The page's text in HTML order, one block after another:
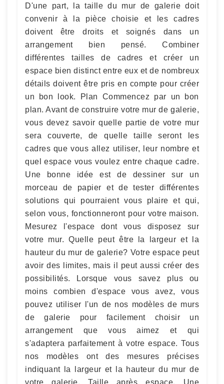
D'une part, la taille du mur de galerie doit
convenir à la pièce choisie et les cadres
doivent être droits et soignés dans un
arrangement bien pensé. Combiner
différentes tailles de cadres et créer un
espace bien distinct entre eux et de nombreux
détails doivent être pris en compte pour créer
un bon look. Plan Commencez par un bon
plan. Avant de construire votre mur de galerie,
vous devez savoir quelle partie de votre mur
sera couverte, de quelle taille seront les
cadres que vous allez utiliser, leur nombre et
quel espace vous voulez entre chaque cadre.
Une bonne idée est de dessiner sur un
morceau de papier et de tester différentes
solutions qui pourraient vous plaire et qui,
selon vous, fonctionneront pour votre maison.
Mesurez l'espace dont vous disposez sur
votre mur. Quelle peut être la largeur et la
hauteur du mur de galerie? Votre espace peut
avoir des limites, mais il peut aussi créer des
possibilités. Lorsque vous savez plus ou
moins combien d'espace vous avez, vous
pouvez utiliser l'un de nos modèles de murs
de galerie pour facilement choisir un
arrangement que vous aimez et qui
s'adaptera parfaitement à votre espace. Tous
nos modèles ont des mesures précises
indiquant la largeur et la hauteur du mur de
votre galerie. Taille après espace. Une